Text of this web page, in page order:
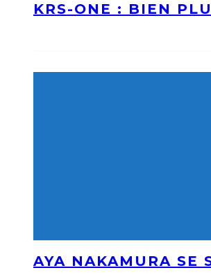
KRS-ONE : BIEN
AYA NAKAMURA SE